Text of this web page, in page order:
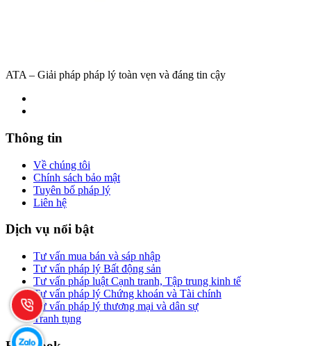
ATA – Giải pháp pháp lý toàn vẹn và đáng tin cậy
Thông tin
Về chúng tôi
Chính sách bảo mật
Tuyên bố pháp lý
Liên hệ
Dịch vụ nổi bật
Tư vấn mua bán và sáp nhập
Tư vấn pháp lý Bất động sản
Tư vấn pháp luật Cạnh tranh, Tập trung kinh tế
Tư vấn pháp lý Chứng khoán và Tài chính
Tư vấn pháp lý thương mại và dân sự
Tranh tụng